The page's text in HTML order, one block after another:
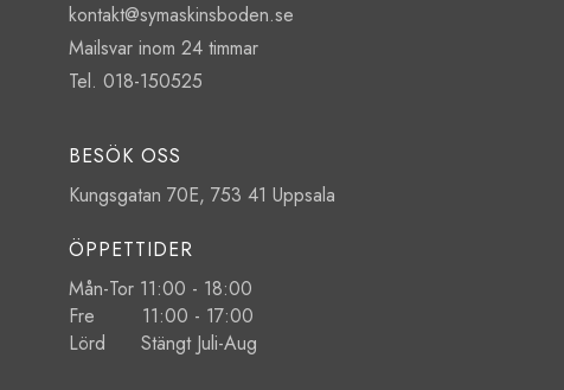
kontakt@symaskinsboden.se
Mailsvar inom 24 timmar
Tel. 018-150525
BESÖK OSS
Kungsgatan 70E, 753 41 Uppsala
ÖPPETTIDER
Mån-Tor 11:00 - 18:00
Fre 11:00 - 17:00
Lörd Stängt Juli-Aug